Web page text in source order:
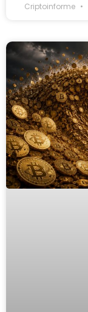
Criptoinforme